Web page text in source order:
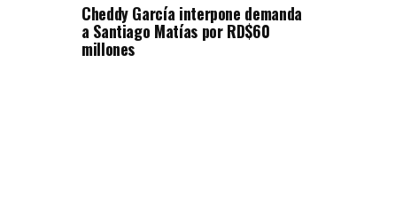
Cheddy García interpone demanda
a Santiago Matías por RD$60
millones